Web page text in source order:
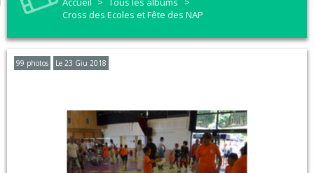
Cross des Ecoles et Fête des NAP
99 photos Le 23 Giu 2018